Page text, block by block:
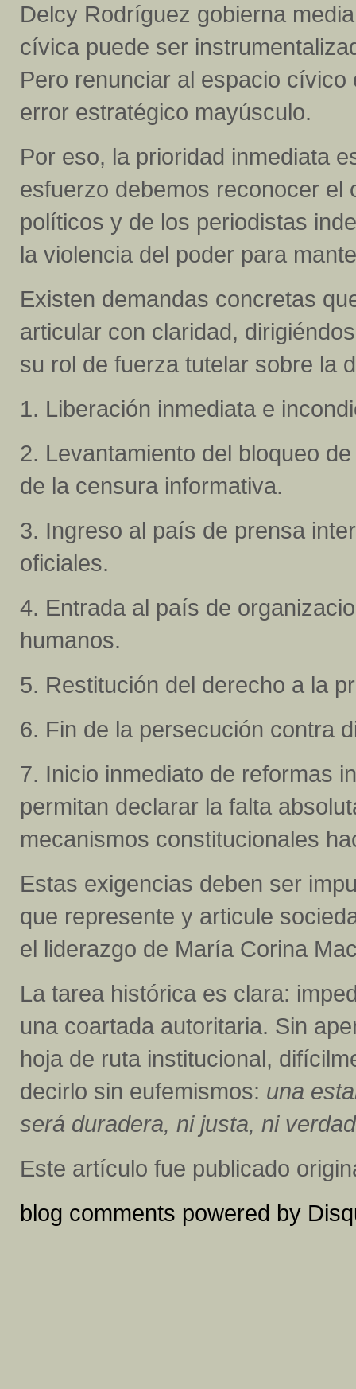
Delcy Rodríguez gobierna
cívica puede ser
Pero renunciar al espacio
error estratégico mayúsculo.
Por eso, la prioridad inmediata
esfuerzo debemos reconocer el
políticos y de los periodistas
la violencia del poder para
Existen demandas concretas
articular con claridad,
su rol de fuerza tutelar sobre la
1. Liberación inmediata e
2. Levantamiento del bloqueo
de la censura informativa.
3. Ingreso al país de prensa
oficiales.
4. Entrada al país de
humanos.
5. Restitución del derecho a la
6. Fin de la persecución contra
7. Inicio inmediato de reformas
permitan declarar la falta
mecanismos constitucionales
Estas exigencias deben ser
que represente y articule
el liderazgo de María Corina
La tarea histórica es clara:
una coartada autoritaria. Sin
hoja de ruta institucional,
decirlo sin eufemismos: una
será duradera, ni justa, ni
Este artículo fue publicado
blog comments powered by